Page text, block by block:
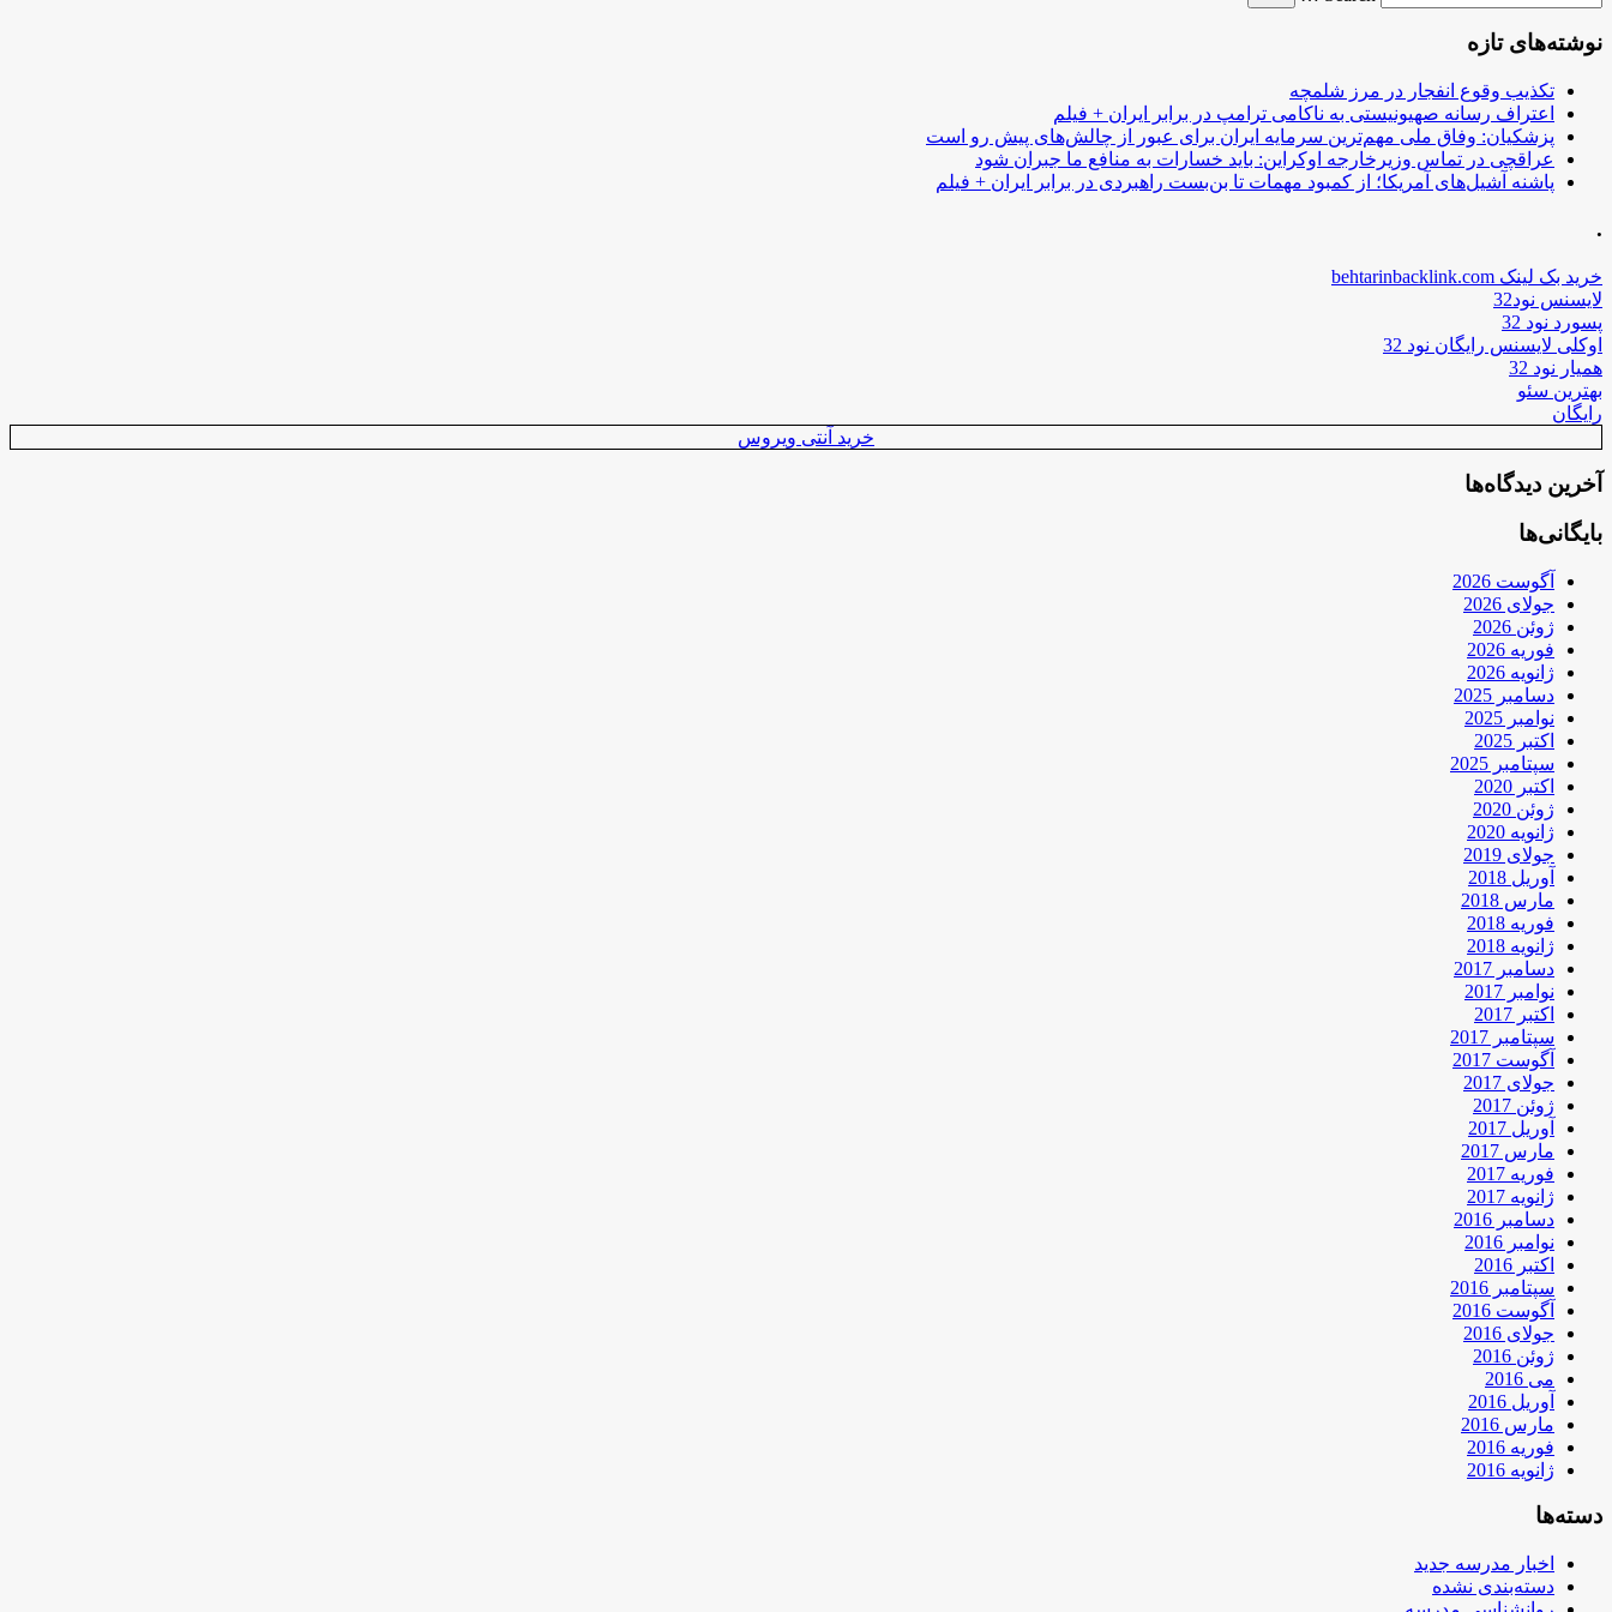
نوشته‌های تازه
تکذیب وقوع انفجار در مرز شلمچه
اعتراف رسانه صهیونیستی به ناکامی ترامپ در برابر ایران + فیلم
پزشکیان: وفاق ملی مهم‌ترین سرمایه ایران برای عبور از چالش‌های پیش رو است
عراقچی در تماس وزیرخارجه اوکراین: باید خسارات به منافع ما جبران شود
پاشنه آشیل‌های آمریکا؛ از کمبود مهمات تا بن‌بست راهبردی در برابر ایران + فیلم
.
خرید بک لینک behtarinbacklink.com
لایسنس نود32
پسورد نود 32
اوکلی لایسنس رایگان نود 32
همیار نود 32
بهترین سئو
رایگان
خرید آنتی ویروس
آخرین دیدگاه‌ها
بایگانی‌ها
آگوست 2026
جولای 2026
ژوئن 2026
فوریه 2026
ژانویه 2026
دسامبر 2025
نوامبر 2025
اکتبر 2025
سپتامبر 2025
اکتبر 2020
ژوئن 2020
ژانویه 2020
جولای 2019
آوریل 2018
مارس 2018
فوریه 2018
ژانویه 2018
دسامبر 2017
نوامبر 2017
اکتبر 2017
سپتامبر 2017
آگوست 2017
جولای 2017
ژوئن 2017
آوریل 2017
مارس 2017
فوریه 2017
ژانویه 2017
دسامبر 2016
نوامبر 2016
اکتبر 2016
سپتامبر 2016
آگوست 2016
جولای 2016
ژوئن 2016
می 2016
آوریل 2016
مارس 2016
فوریه 2016
ژانویه 2016
دسته‌ها
اخبار مدرسه جدید
دسته‌بندی نشده